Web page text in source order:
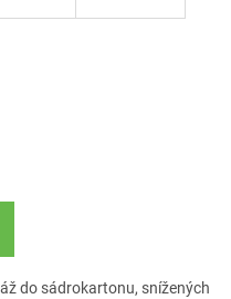
do sádrokartonu, snížených